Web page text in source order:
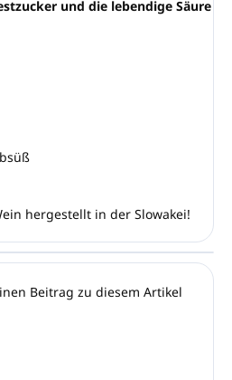
und die lebendige Säure
hergestellt in der Slowakei!
Beitrag zu diesem Artikel